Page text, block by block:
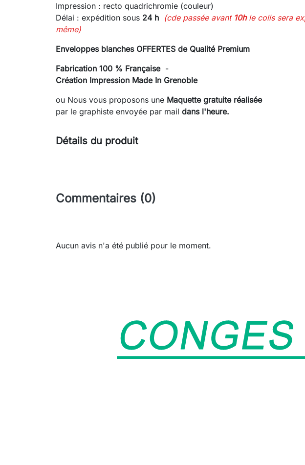
Impression : recto quadrichromie (couleur)
Délai : expédition sous 24 h (cde passée avant 10hle colis sera
même)
Enveloppes blanches OFFERTES de Qualité Premium
Fabrication 100 % Française -
Création Impression Made In Grenoble
ou Nous vous proposons une Maquette gratuite réalisée
par le graphiste envoyée par mail dans l'heure.
Détails du produit
Commentaires (0)
Aucun avis n'a été publié pour le moment.